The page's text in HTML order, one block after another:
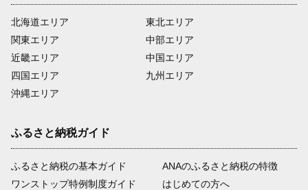
北海道エリア
関東エリア
近畿エリア
四国エリア
沖縄エリア
東北エリア
中部エリア
中国エリア
九州エリア
ふるさと納税ガイド
ふるさと納税の基本ガイド
ワンストップ特例制度ガイド
ANAのふるさと納税の特徴
はじめての方へ